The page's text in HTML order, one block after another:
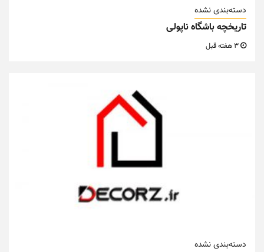
دسته‌بندی نشده
تاریخچه باشگاه ناپولی
دسته‌بندی نشده